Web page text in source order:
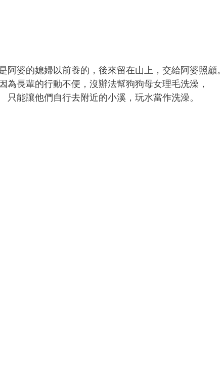
阿婆的媳婦以前養的，後來留在山上，交給阿婆照顧。
為長輩的行動不便，沒辦法幫狗狗母女理毛洗澡，
只能讓他們自行去附近的小溪，玩水當作洗澡。